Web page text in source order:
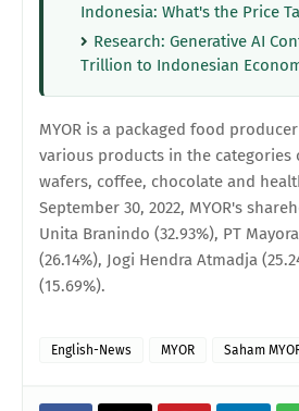
Indonesia: What's the Price
Research: Generative AI
Trillion to Indonesian
MYOR is a packaged food
various products in the categories
wafers, coffee, chocolate and
September 30, 2022, MYOR's
Unita Branindo (32.93%), PT
(26.14%), Jogi Hendra Atmadja
(15.69%).
English-News MYOR Saham